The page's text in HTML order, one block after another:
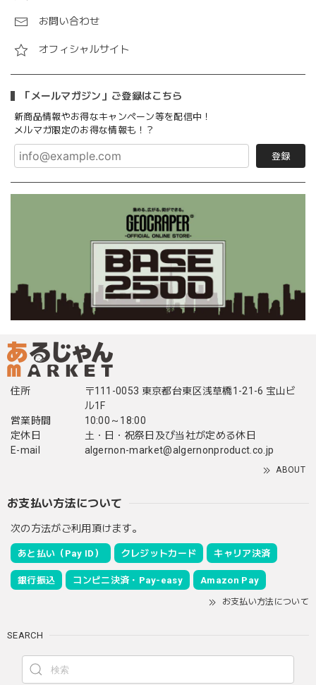
お問い合わせ
オフィシャルサイト
「メールマガジン」ご登録はこちら
新商品情報やお得なキャンペーン等を配信中！
メルマガ限定のお得な情報も！？
登録
住所
〒111-0053 東京都台東区浅草橋1-21-6 宝山ビ
ル1F
営業時間
10:00～18:00
定休日
土・日・祝祭日及び当社が定める休日
E-mail
algernon-market@algernonproduct.co.jp
ABOUT
お支払い方法について
次の方法がご利用頂けます。
あと払い（Pay ID） クレジットカード キャリア決済
銀行振込 コンビニ決済・Pay-easy Amazon Pay
お支払い方法について
SEARCH